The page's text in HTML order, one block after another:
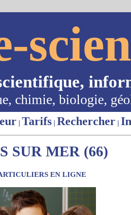
chimie, biologie,
| Tarifs | Rechercher |
SUR MER (66)
EN LIGNE